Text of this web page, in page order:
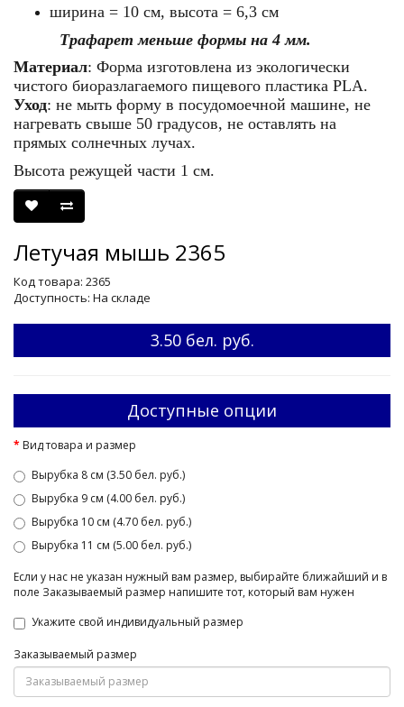
ширина = 10 см, высота = 6,3 см
Трафарет меньше формы на 4 мм.
Материал: Форма изготовлена из экологически
чистого биоразлагаемого пищевого пластика PLA.
Уход: не мыть форму в посудомоечной машине, не
нагревать свыше 50 градусов, не оставлять на
прямых солнечных лучах.
Высота режущей части 1 см.
Летучая мышь 2365
Код товара: 2365
Доступность: На складе
3.50 бел. руб.
Доступные опции
Вид товара и размер
Вырубка 8 см (3.50 бел. руб.)
Вырубка 9 см (4.00 бел. руб.)
Вырубка 10 см (4.70 бел. руб.)
Вырубка 11 см (5.00 бел. руб.)
Если у нас не указан нужный вам размер, выбирайте ближайший и в
поле Заказываемый размер напишите тот, который вам нужен
Укажите свой индивидуальный размер
Заказываемый размер